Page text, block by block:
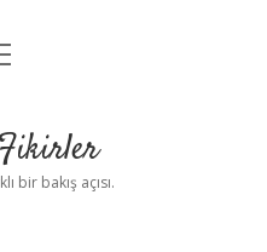
bir bakış açısı.